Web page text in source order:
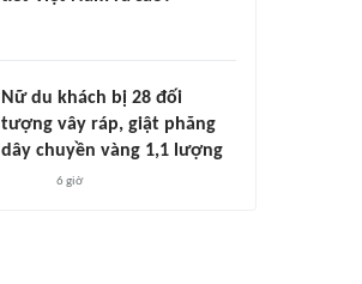
Nữ du khách bị 28 đối
tượng vây ráp, giật phăng
dây chuyền vàng 1,1 lượng
6 giờ